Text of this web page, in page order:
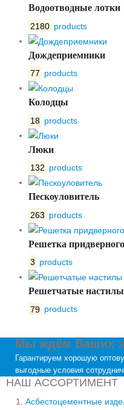
Водоотводные лотки
2180 products
Дождеприемники
77 products
Колодцы
18 products
Люки
132 products
Пескоуловитель
263 products
Решетка
3 products
Решетчатые настилы
79 products
Мы ждём Ваших
Гарантируем хорошую
выгодные условия
НАШ АССОРТИМЕНТ
Асбестоцементные